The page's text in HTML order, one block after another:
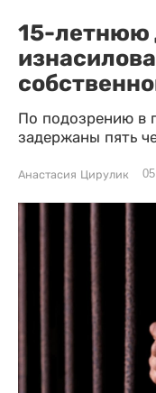
15-летнюю
По подозрению в
задержаны пять
Анастасия Цирулик